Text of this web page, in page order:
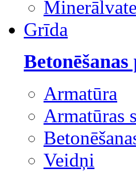
Minerālvate
Grīda
Armatūra
Armatūras
Veidņi